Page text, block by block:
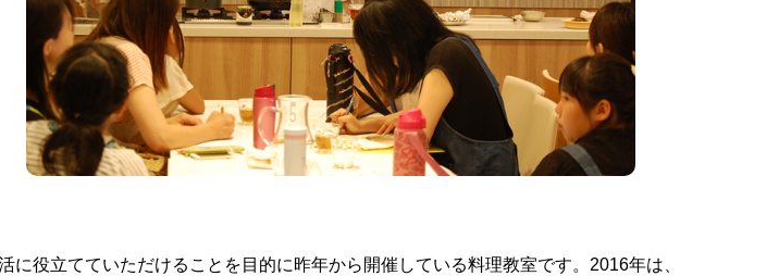
役立てていただけることを目的に昨年から開催している料理教室です。2016年は、